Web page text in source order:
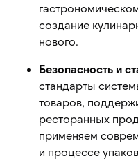
создание
нового.
Безопасность и
стандарты
товаров,
ресторанных
применяем
и процессе